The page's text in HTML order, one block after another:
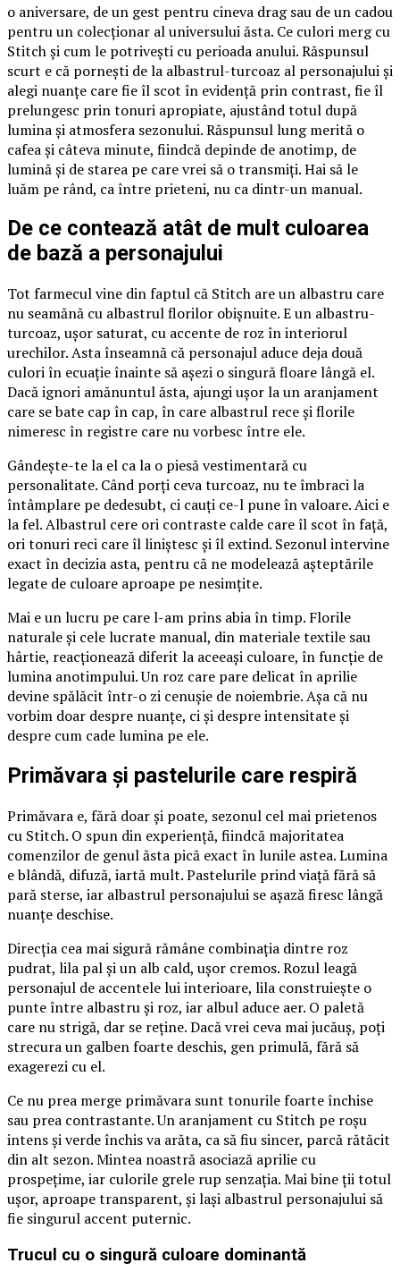
o aniversare, de un gest pentru cineva drag sau de un cadou
pentru un colecționar al universului ăsta. Ce culori merg cu
Stitch și cum le potrivești cu perioada anului. Răspunsul
scurt e că pornești de la albastrul-turcoaz al personajului și
alegi nuanțe care fie îl scot în evidență prin contrast, fie îl
prelungesc prin tonuri apropiate, ajustând totul după
lumina și atmosfera sezonului. Răspunsul lung merită o
cafea și câteva minute, fiindcă depinde de anotimp, de
lumină și de starea pe care vrei să o transmiți. Hai să le
luăm pe rând, ca între prieteni, nu ca dintr-un manual.
De ce contează atât de mult culoarea
de bază a personajului
Tot farmecul vine din faptul că Stitch are un albastru care
nu seamănă cu albastrul florilor obișnuite. E un albastru-
turcoaz, ușor saturat, cu accente de roz în interiorul
urechilor. Asta înseamnă că personajul aduce deja două
culori în ecuație înainte să așezi o singură floare lângă el.
Dacă ignori amănuntul ăsta, ajungi ușor la un aranjament
care se bate cap în cap, în care albastrul rece și florile
nimeresc în registre care nu vorbesc între ele.
Gândește-te la el ca la o piesă vestimentară cu
personalitate. Când porți ceva turcoaz, nu te îmbraci la
întâmplare pe dedesubt, ci cauți ce-l pune în valoare. Aici e
la fel. Albastrul cere ori contraste calde care îl scot în față,
ori tonuri reci care îl liniștesc și îl extind. Sezonul intervine
exact în decizia asta, pentru că ne modelează așteptările
legate de culoare aproape pe nesimțite.
Mai e un lucru pe care l-am prins abia în timp. Florile
naturale și cele lucrate manual, din materiale textile sau
hârtie, reacționează diferit la aceeași culoare, în funcție de
lumina anotimpului. Un roz care pare delicat în aprilie
devine spălăcit într-o zi cenușie de noiembrie. Așa că nu
vorbim doar despre nuanțe, ci și despre intensitate și
despre cum cade lumina pe ele.
Primăvara și pastelurile care respiră
Primăvara e, fără doar și poate, sezonul cel mai prietenos
cu Stitch. O spun din experiență, fiindcă majoritatea
comenzilor de genul ăsta pică exact în lunile astea. Lumina
e blândă, difuză, iartă mult. Pastelurile prind viață fără să
pară sterse, iar albastrul personajului se așază firesc lângă
nuanțe deschise.
Direcția cea mai sigură rămâne combinația dintre roz
pudrat, lila pal și un alb cald, ușor cremos. Rozul leagă
personajul de accentele lui interioare, lila construiește o
punte între albastru și roz, iar albul aduce aer. O paletă
care nu strigă, dar se reține. Dacă vrei ceva mai jucăuș, poți
strecura un galben foarte deschis, gen primulă, fără să
exagerezi cu el.
Ce nu prea merge primăvara sunt tonurile foarte închise
sau prea contrastante. Un aranjament cu Stitch pe roșu
intens și verde închis va arăta, ca să fiu sincer, parcă rătăcit
din alt sezon. Mintea noastră asociază aprilie cu
prospețime, iar culorile grele rup senzația. Mai bine ții totul
ușor, aproape transparent, și lași albastrul personajului să
fie singurul accent puternic.
Trucul cu o singură culoare dominantă